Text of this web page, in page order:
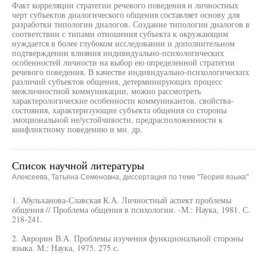
Факт корреляции стратегии речевого поведения и личностных
черт субъектов диалогического общения составляет основу для
разработки типологии диалогов. Создание типологии диалогов в
соответствии с типами отношения субъекта к окружающим
нуждается в более глубоком исследовании и дополнительном
подтверждении влияния индивидуально-психологических
особенностей личности на выбор ею определенной стратегии
речевого поведения. В качестве индивидуально-психологических
различий субъектов общения, детерминирующих процесс
межличностной коммуникации, можно рассмотреть
характерологические особенности коммуникантов, свойства-
состояния, характеризующие субъекта общения со стороны
эмоциональной не/устойчивости, предрасположенности к
конфликтному поведению и мн. др.
Список научной литературы
Алексеева, Татьяна Семеновна, диссертация по теме "Теория языка"
1. Абульханова-Славская К.А. Личностный аспект проблемы
общения // Проблема общения в психологии. -М.: Наука, 1981. С.
218-241.
2. Аврорин В.А. Проблемы изучения функциональной стороны
языка. М.: Наука, 1975. 275 с.